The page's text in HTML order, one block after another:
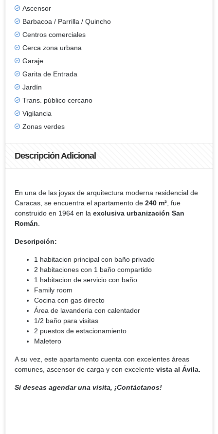
Ascensor
Barbacoa / Parrilla / Quincho
Centros comerciales
Cerca zona urbana
Garaje
Garita de Entrada
Jardín
Trans. público cercano
Vigilancia
Zonas verdes
Descripción Adicional
En una de las joyas de arquitectura moderna residencial de
Caracas, se encuentra el apartamento de 240 m² , fue
construido en 1964 en la exclusiva urbanización San
Román
Descripción:
1 habitacion principal con baño privado
2 habitaciones con 1 baño compartido
1 habitacion de servicio con baño
Family room
Cocina con gas directo
Área de lavanderia con calentador
1/2 baño para visitas
2 puestos de estacionamiento
Maletero
A su vez, este apartamento cuenta con excelentes áreas
comunes, ascensor de carga y con excelente vista al Ávila.
Si deseas agendar una visita, ¡Contáctanos!